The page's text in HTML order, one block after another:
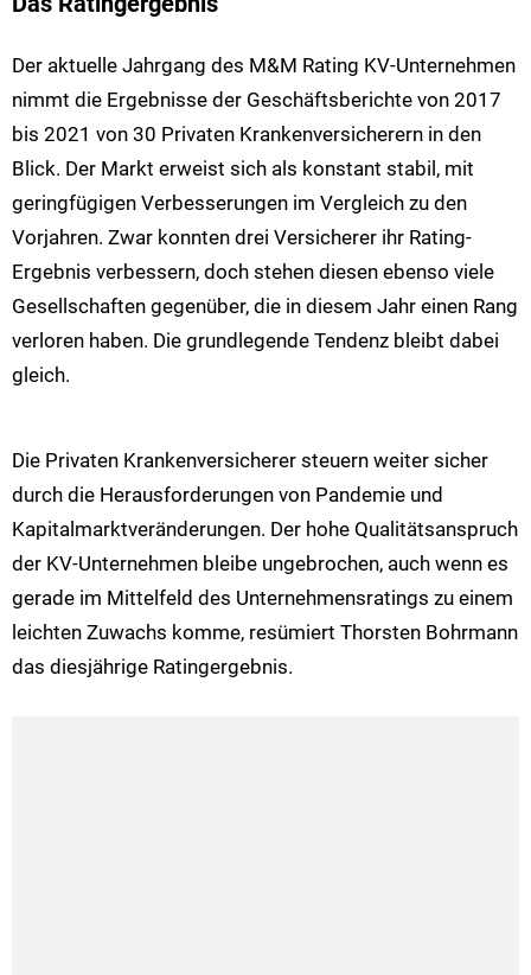
Der aktuelle Jahrgang des M&M Rating KV-Unternehmen
nimmt die Ergebnisse der Geschäftsberichte von 2017
bis 2021 von 30 Privaten Krankenversicherern in den
Blick. Der Markt erweist sich als konstant stabil, mit
geringfügigen Verbesserungen im Vergleich zu den
Vorjahren. Zwar konnten drei Versicherer ihr Rating-
Ergebnis verbessern, doch stehen diesen ebenso viele
Gesellschaften gegenüber, die in diesem Jahr einen Rang
verloren haben. Die grundlegende Tendenz bleibt dabei
gleich.
Die Privaten Krankenversicherer steuern weiter sicher
durch die Herausforderungen von Pandemie und
Kapitalmarktveränderungen. Der hohe Qualitätsanspruch
der KV-Unternehmen bleibe ungebrochen, auch wenn es
gerade im Mittelfeld des Unternehmensratings zu einem
leichten Zuwachs komme, resümiert Thorsten Bohrmann
das diesjährige Ratingergebnis.